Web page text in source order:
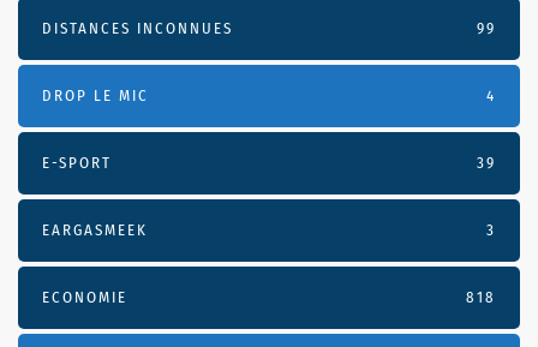
DISTANCES INCONNUES 99
DROP LE MIC 4
E-SPORT 39
EARGASMEEK 3
ECONOMIE 818